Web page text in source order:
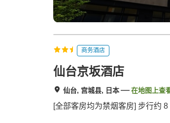
商务酒店
仙台京坂酒店
仙台, 宫城县, 日本 在地图上查
[全部客房均为禁烟客房] 步行约